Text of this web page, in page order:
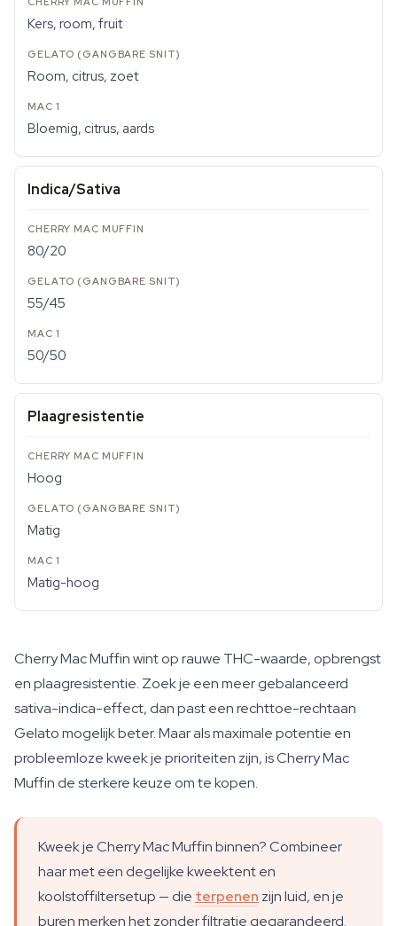
Kers, room, fruit
Room, citrus, zoet
Bloemig, citrus, aards
Indica/Sativa
80/20
55/45
50/50
Plaagresistentie
Hoog
Matig
Matig-hoog
Cherry Mac Muffin wint op rauwe THC-waarde, opbrengst
en plaagresistentie. Zoek je een meer gebalanceerd
sativa-indica-effect, dan past een rechttoe-rechtaan
Gelato mogelijk beter. Maar als maximale potentie en
probleemloze kweek je prioriteiten zijn, is Cherry Mac
Muffin de sterkere keuze om te kopen.
Kweek je Cherry Mac Muffin binnen? Combineer
haar met een degelijke kweektent en
koolstoffiltersetup — die terpenen zijn luid, en je
buren merken het zonder filtratie gegarandeerd.